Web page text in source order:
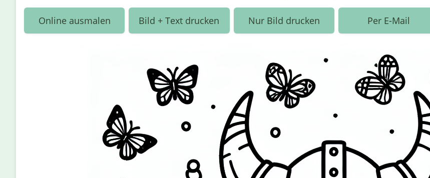
Online ausmalen Bild + Text drucken Nur Bild drucken Per E-Mail